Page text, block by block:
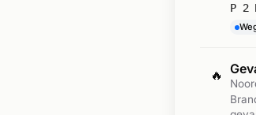
P 2
🔥